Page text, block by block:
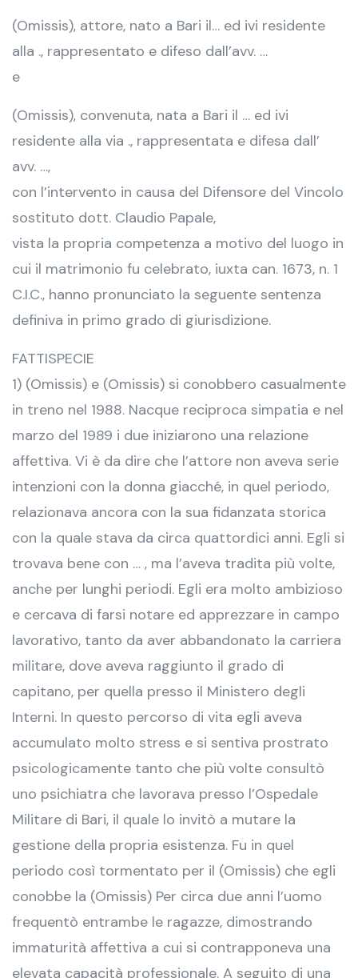
(Omissis), attore, nato a Bari il… ed ivi residente
alla ., rappresentato e difeso dall’avv. …
e
(Omissis), convenuta, nata a Bari il … ed ivi
residente alla via ., rappresentata e difesa dall’
avv. …,
con l’intervento in causa del Difensore del Vincolo
sostituto dott. Claudio Papale,
vista la propria competenza a motivo del luogo in
cui il matrimonio fu celebrato, iuxta can. 1673, n. 1
C.I.C., hanno pronunciato la seguente sentenza
definiva in primo grado di giurisdizione.
FATTISPECIE
1) (Omissis) e (Omissis) si conobbero casualmente
in treno nel 1988. Nacque reciproca simpatia e nel
marzo del 1989 i due iniziarono una relazione
affettiva. Vi è da dire che l’attore non aveva serie
intenzioni con la donna giacché, in quel periodo,
relazionava ancora con la sua fidanzata storica
con la quale stava da circa quattordici anni. Egli si
trovava bene con … , ma l’aveva tradita più volte,
anche per lunghi periodi. Egli era molto ambizioso
e cercava di farsi notare ed apprezzare in campo
lavorativo, tanto da aver abbandonato la carriera
militare, dove aveva raggiunto il grado di
capitano, per quella presso il Ministero degli
Interni. In questo percorso di vita egli aveva
accumulato molto stress e si sentiva prostrato
psicologicamente tanto che più volte consultò
uno psichiatra che lavorava presso l’Ospedale
Militare di Bari, il quale lo invitò a mutare la
gestione della propria esistenza. Fu in quel
periodo così tormentato per il (Omissis) che egli
conobbe la (Omissis) Per circa due anni l’uomo
frequentò entrambe le ragazze, dimostrando
immaturità affettiva a cui si contrapponeva una
elevata capacità professionale. A seguito di una